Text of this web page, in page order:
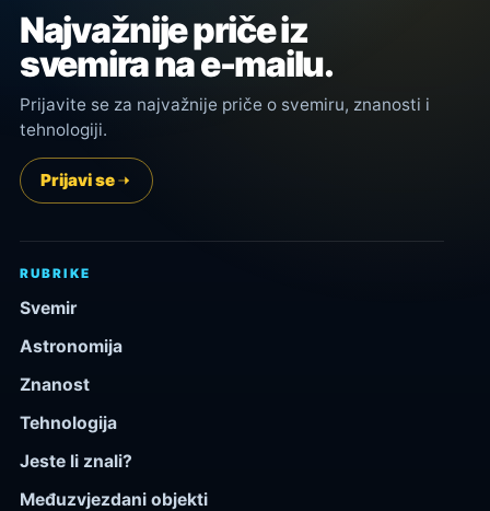
Najvažnije priče iz
svemira na e-mailu.
Prijavite se za najvažnije priče o svemiru, znanosti i
tehnologiji.
Prijavi se
RUBRIKE
Svemir
Astronomija
Znanost
Tehnologija
Jeste li znali?
Međuzvjezdani objekti